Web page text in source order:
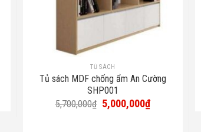
TỦ SÁCH
Tủ sách MDF chống ẩm An Cường
SHP001
5,700,000₫ Giá
gốc
5,000,000₫Giá
hiện